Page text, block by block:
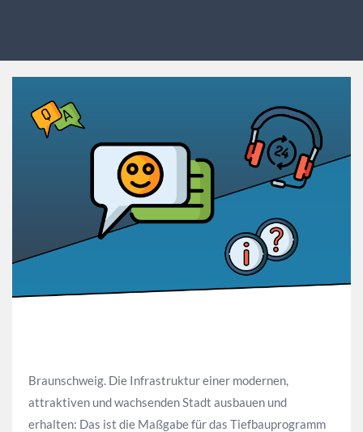
Braunschweig. Die Infrastruktur einer modernen,
attraktiven und wachsenden Stadt ausbauen und
erhalten: Das ist die Maßgabe für das Tiefbauprogramm